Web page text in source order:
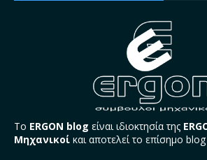
Το ERGON blog είναι ιδιοκτησία της
Μηχανικοί και αποτελεί το επίσημο blog